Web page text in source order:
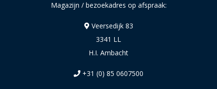
Magazijn / bezoekadres op afspraak:
Veersedijk 83
3341 LL
H.I. Ambacht
+31 (0) 85 0607500